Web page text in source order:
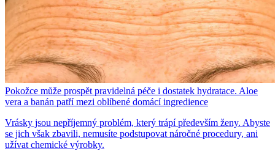
Pokožce může prospět pravidelná péče i dostatek hydratace. Aloe
vera a banán patří mezi oblíbené domácí ingredience
Vrásky jsou nepříjemný problém, který trápí především ženy. Abyste
se jich však zbavili, nemusíte podstupovat náročné procedury, ani
užívat chemické výrobky.